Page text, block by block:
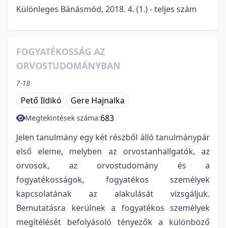
Különleges Bánásmód, 2018. 4. (1.) - teljes szám
FOGYATÉKOSSÁG AZ
ORVOSTUDOMÁNYBAN
7-18
Pető Ildikó Gere Hajnalka
Megtekintések száma:683
Jelen tanulmány egy két részből álló tanulmánypár
első eleme, melyben az orvostanhallgatók, az
orvosok, az orvostudomány és a
fogyatékosságok, fogyatékos személyek
kapcsolatának az alakulását vizsgáljuk.
Bemutatásra kerülnek a fogyatékos személyek
megítélését befolyásoló tényezők a különböző